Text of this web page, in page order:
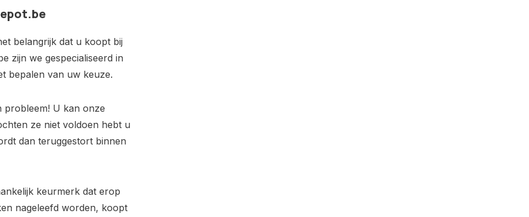
belangrijk dat u koopt bij
zijn we gespecialiseerd in
bepalen van uw keuze.
probleem! U kan onze
ze niet voldoen hebt u
dan teruggestort binnen
keurmerk dat erop
nageleefd worden, koopt